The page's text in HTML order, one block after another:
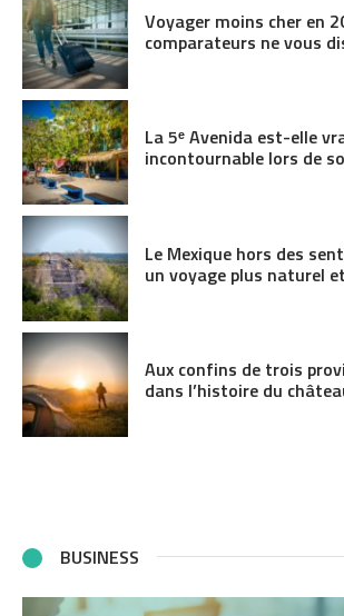
Voyager moins cher en
comparateurs ne vous
La 5ᵉ Avenida est-elle
incontournable lors de
Le Mexique hors des
un voyage plus naturel
Aux confins de trois
dans l’histoire du
BUSINESS